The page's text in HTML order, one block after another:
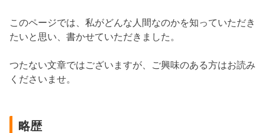
このページでは、私がどんな人間なのかを知っていただき
たいと思い、書かせていただきました。
つたない文章ではございますが、ご興味のある方はお読み
くださいませ。
略歴